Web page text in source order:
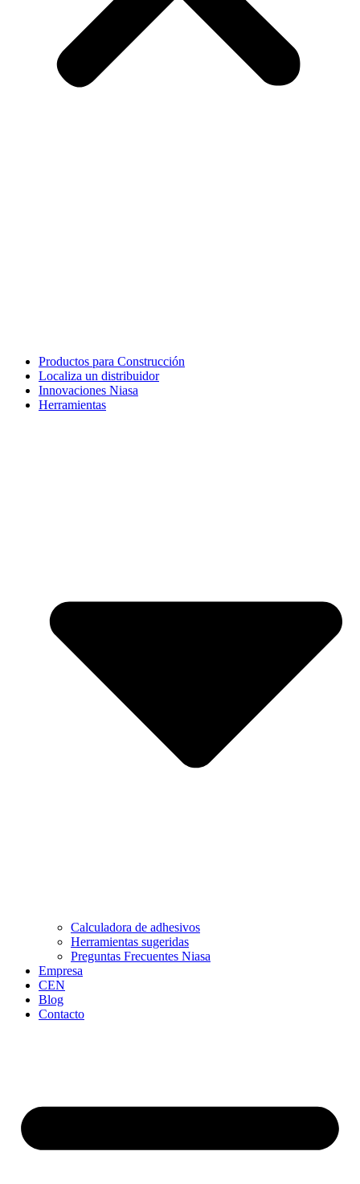
Productos para Construcción
Localiza un distribuidor
Innovaciones Niasa
Herramientas
Calculadora de adhesivos
Herramientas sugeridas
Preguntas Frecuentes Niasa
Empresa
CEN
Blog
Contacto